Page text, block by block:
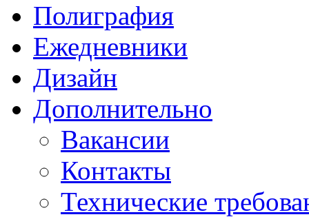
Полиграфия
Ежедневники
Дизайн
Дополнительно
Вакансии
Контакты
Технические